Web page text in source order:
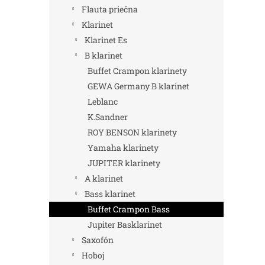
Flauta priečna
Klarinet
Klarinet Es
B klarinet
Buffet Crampon klarinety
GEWA Germany B klarinet
Leblanc
K.Sandner
ROY BENSON klarinety
Yamaha klarinety
JUPITER klarinety
A klarinet
Bass klarinet
Buffet Crampon Bass
Jupiter Basklarinet
Saxofón
Hoboj